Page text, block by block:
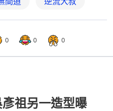
0 0 0
祖另一造型曝